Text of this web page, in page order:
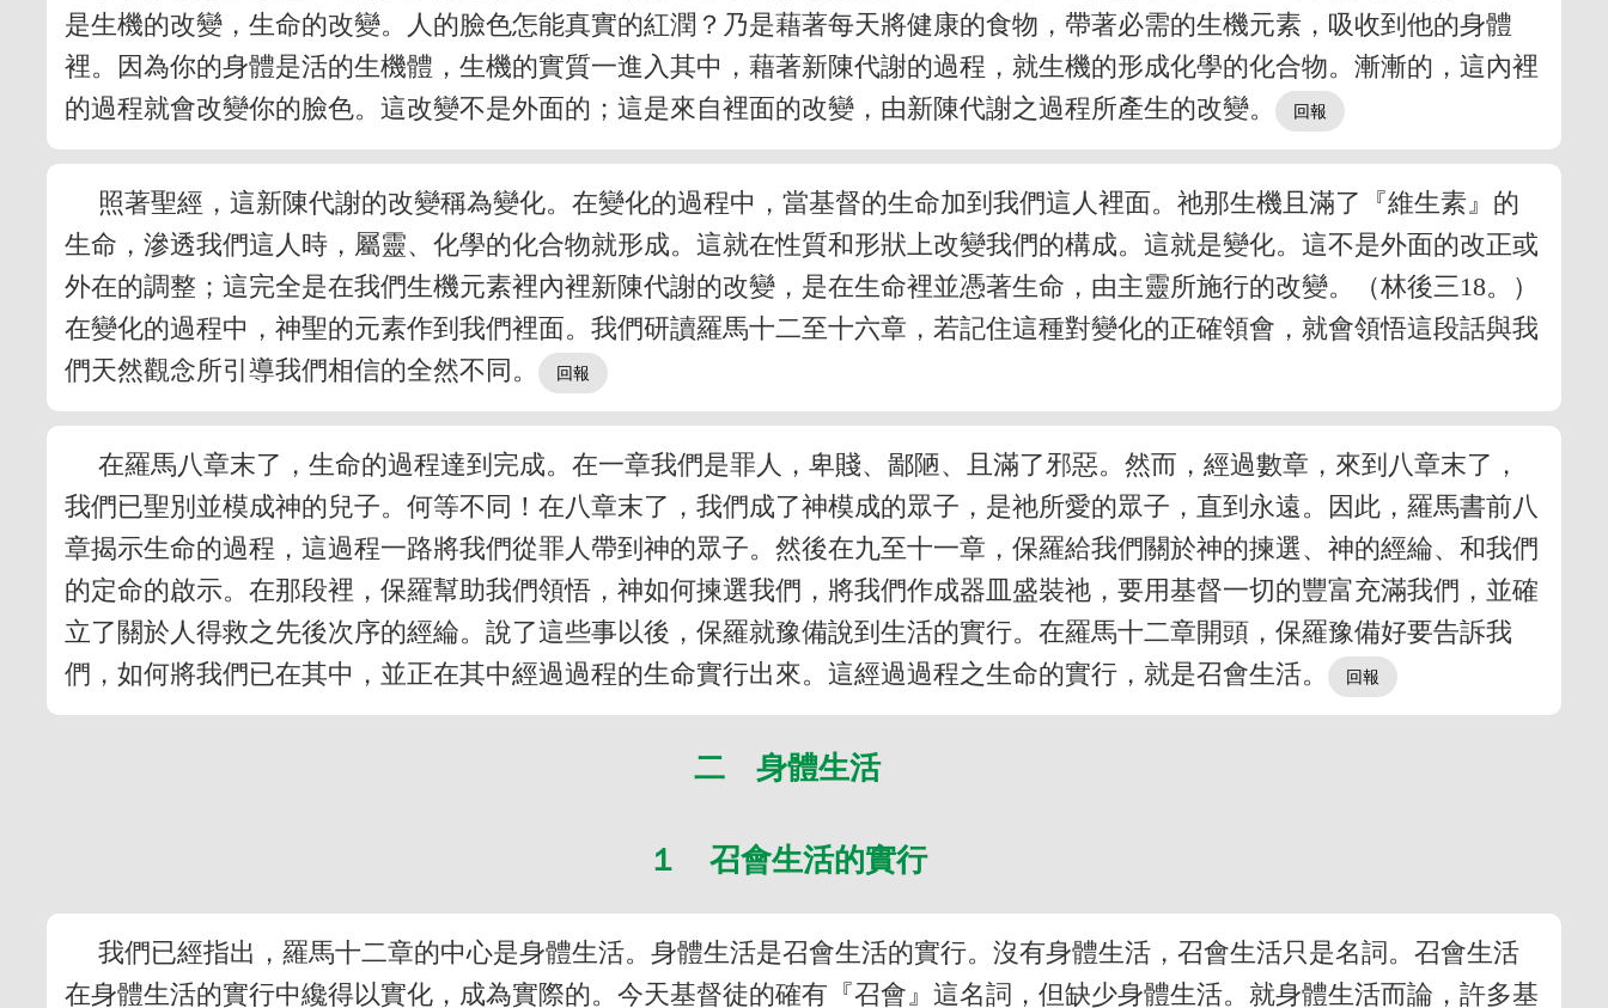
是生機的改變，生命的改變。人的臉色怎能真實的紅潤？乃是藉著每天將健康的食物，帶著必需的生機元素，吸收到他的身體
裡。因為你的身體是活的生機體，生機的實質一進入其中，藉著新陳代謝的過程，就生機的形成化學的化合物。漸漸的，這內裡
的過程就會改變你的臉色。這改變不是外面的；這是來自裡面的改變，由新陳代謝之過程所產生的改變。
照著聖經，這新陳代謝的改變稱為變化。在變化的過程中，當基督的生命加到我們這人裡面。祂那生機且滿了『維生素』的
生命，滲透我們這人時，屬靈、化學的化合物就形成。這就在性質和形狀上改變我們的構成。這就是變化。這不是外面的改正或
外在的調整；這完全是在我們生機元素裡內裡新陳代謝的改變，是在生命裡並憑著生命，由主靈所施行的改變。（林後三18。）
在變化的過程中，神聖的元素作到我們裡面。我們研讀羅馬十二至十六章，若記住這種對變化的正確領會，就會領悟這段話與我
們天然觀念所引導我們相信的全然不同。
在羅馬八章末了，生命的過程達到完成。在一章我們是罪人，卑賤、鄙陋、且滿了邪惡。然而，經過數章，來到八章末了，
我們已聖別並模成神的兒子。何等不同！在八章末了，我們成了神模成的眾子，是祂所愛的眾子，直到永遠。因此，羅馬書前八
章揭示生命的過程，這過程一路將我們從罪人帶到神的眾子。然後在九至十一章，保羅給我們關於神的揀選、神的經綸、和我們
的定命的啟示。在那段裡，保羅幫助我們領悟，神如何揀選我們，將我們作成器皿盛裝祂，要用基督一切的豐富充滿我們，並確
立了關於人得救之先後次序的經綸。說了這些事以後，保羅就豫備說到生活的實行。在羅馬十二章開頭，保羅豫備好要告訴我
們，如何將我們已在其中，並正在其中經過過程的生命實行出來。這經過過程之生命的實行，就是召會生活。
二 身體生活
１ 召會生活的實行
我們已經指出，羅馬十二章的中心是身體生活。身體生活是召會生活的實行。沒有身體生活，召會生活只是名詞。召會生活
在身體生活的實行中纔得以實化，成為實際的。今天基督徒的確有『召會』這名詞，但缺少身體生活。就身體生活而論，許多基